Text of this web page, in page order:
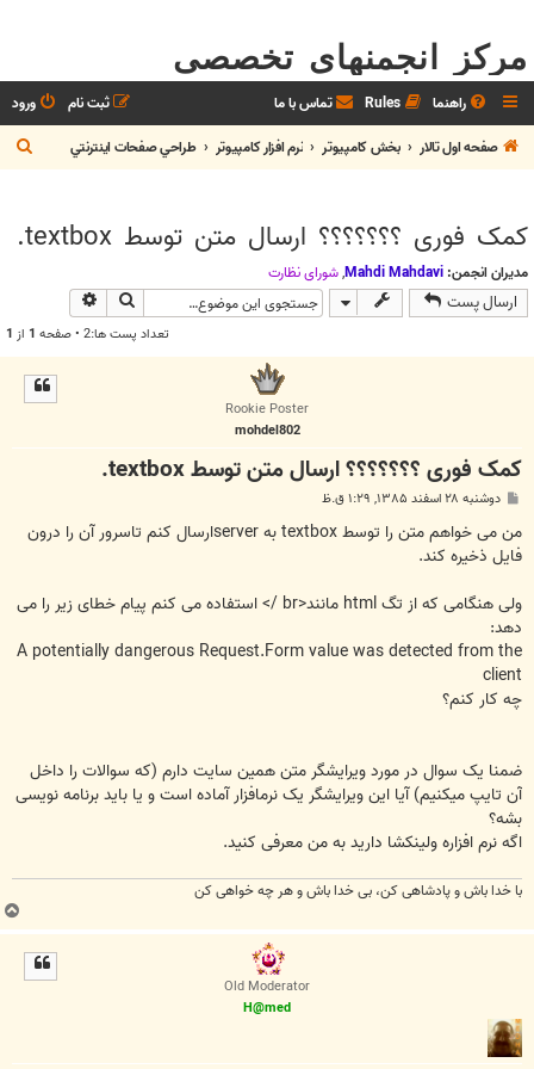
مرکز انجمنهای تخصصی
راهنما Rules تماس با ما ورود
ثبت نام
صفحه اول تالار
بخش كامپيوتر نرم افزار كامپيوتر طراحي صفحات اينترنتي
س
کمک فوری ؟؟؟؟؟؟؟ ارسال متن توسط textbox.
مدیران انجمن: Mahdi Mahdavi
,شوراي نظارت
ارسال پست جستجو
تعداد پست ها:2 • صفحه 1 از 1
Rookie Poster
mohdel802
کمک فوری ؟؟؟؟؟؟؟ ارسال متن توسط textbox.
ت
دوشنبه ۲۸ اسفند ۱۳۸۵, ۱:۲۹ ق.ظ
من می خواهم متن را توسط textbox به serverارسال کنم تاسرور آن را درون
فایل ذخیره کند.
ولی هنگامی که از تگ html مانند<br /> استفاده می کنم پیام خطای زیر را می
دهد:
A potentially dangerous Request.Form value was detected from the
client
چه کار کنم؟
ضمنا یک سوال در مورد ویرایشگر متن همین سایت دارم (که سوالات را داخل
آن تایپ میکنیم) آیا این ویرایشگر یک نرمافزار آماده است و یا باید برنامه نویسی
بشه؟
اگه نرم افزاره ولینکشا دارید به من معرفی کنید.
با خدا باش و پادشاهی کن، بی خدا باش و هر چه خواهی کن
Old Moderator
H@med